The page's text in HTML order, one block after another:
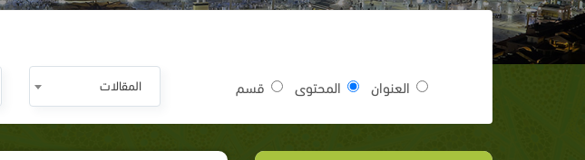
العنوان المحتوى قسم المقالات